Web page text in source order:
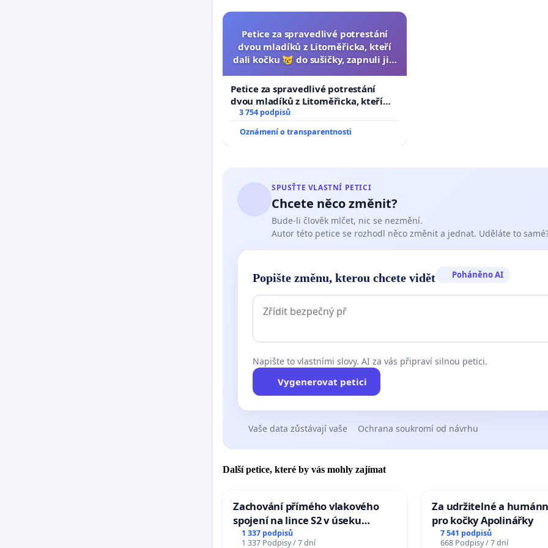
Petice za spravedlivé potrestání
dvou mladíků z Litoměřicka, kteří
dali kočku 😿 do sušičky, zapnuli ji a
Petice za spravedlivé potrestání
dvou mladíků z Litoměřicka, kteří
dali kočku 😿 do sušičky, zapnuli ji a
3 754 podpisů
Oznámení o transparentnosti
SPUSŤTE VLASTNÍ PETICI
Chcete něco změnit?
Bude-li člověk mlčet, nic se nezmění.
Autor této petice se rozhodl něco změnit a jednat. Uděláte to
Popište změnu, kterou chcete vidět Poháněno AI
Napište to vlastními slovy. AI za vás připraví silnou petici.
Vygenerovat petici
Vaše data zůstávají vaše Ochrana soukromí od návrhu
Další petice, které by vás mohly zajímat
Zachování přímého vlakového
spojení na lince S2 v úseku
Ostrava – Bohumín – Karviná –
1 337 podpisů
1 337 Podpisy / 7 dní
Za udržitelné a
pro kočky Apolinářky
7 541 podpisů
668 Podpisy / 7 dní